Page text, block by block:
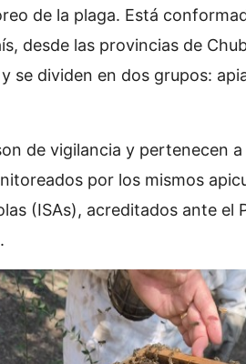
de la plaga. Está
desde las provincias de
se dividen en dos grupos:
de vigilancia y pertenecen
por los mismos
(ISAs), acreditados ante el